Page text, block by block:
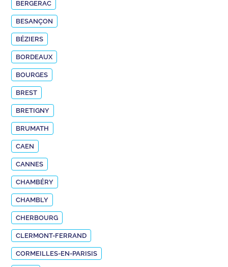
BERGERAC
BESANÇON
BÉZIERS
BORDEAUX
BOURGES
BREST
BRETIGNY
BRUMATH
CAEN
CANNES
CHAMBÉRY
CHAMBLY
CHERBOURG
CLERMONT-FERRAND
CORMEILLES-EN-PARISIS